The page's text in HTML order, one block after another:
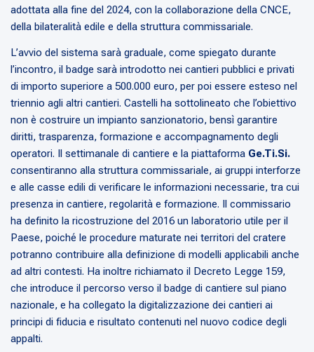
adottata alla fine del 2024, con la collaborazione della CNCE,
della bilateralità edile e della struttura commissariale.
L’avvio del sistema sarà graduale, come spiegato durante
l’incontro, il badge sarà introdotto nei cantieri pubblici e privati
di importo superiore a 500.000 euro, per poi essere esteso nel
triennio agli altri cantieri. Castelli ha sottolineato che l’obiettivo
non è costruire un impianto sanzionatorio, bensì garantire
diritti, trasparenza, formazione e accompagnamento degli
operatori. Il settimanale di cantiere e la piattaforma Ge.Ti.Si.
consentiranno alla struttura commissariale, ai gruppi interforze
e alle casse edili di verificare le informazioni necessarie, tra cui
presenza in cantiere, regolarità e formazione. Il commissario
ha definito la ricostruzione del 2016 un laboratorio utile per il
Paese, poiché le procedure maturate nei territori del cratere
potranno contribuire alla definizione di modelli applicabili anche
ad altri contesti. Ha inoltre richiamato il Decreto Legge 159,
che introduce il percorso verso il badge di cantiere sul piano
nazionale, e ha collegato la digitalizzazione dei cantieri ai
principi di fiducia e risultato contenuti nel nuovo codice degli
appalti.